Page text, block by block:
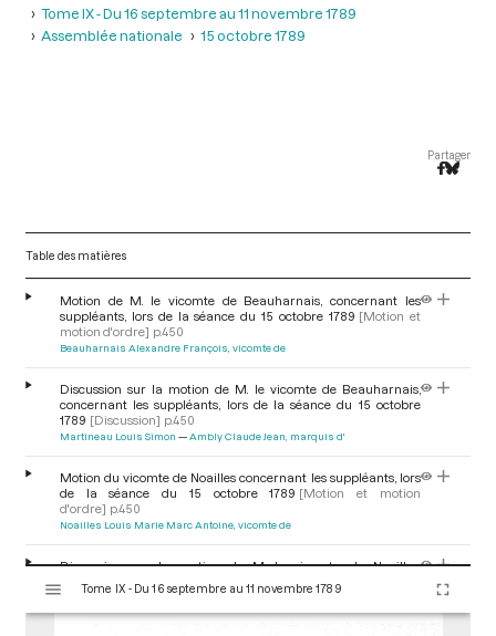
Tome IX - Du 16 septembre au 11 novembre 1789
Assemblée nationale
15 octobre 1789
Partager
Table des matières
Motion de M. le vicomte de Beauharnais, concernant les
suppléants, lors de la séance du 15 octobre 1789 [Motion et
motion d'ordre] p.450
Beauharnais Alexandre François, vicomte de
Discussion sur la motion de M. le vicomte de Beauharnais,
concernant les suppléants, lors de la séance du 15 octobre
1789 [Discussion] p.450
Martineau Louis Simon Ambly Claude Jean, marquis d'
Motion du vicomte de Noailles concernant les suppléants, lors
de la séance du 15 octobre 1789 [Motion et motion
d'ordre] p.450
Noailles Louis Marie Marc Antoine, vicomte de
Discussion sur la motion de M. le vicomte de Noailles,
1789 [Discussion] p.450
Target Guy Jean-Baptiste Démeunier Jean Nicolas
Populus Marc
s
Tome IX - Du 16 septembre au 11 novembre 1789